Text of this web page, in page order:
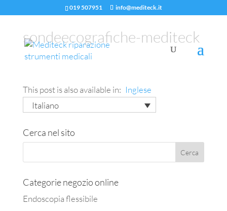
019 507951 info@mediteck.it
sondeecografiche-mediteck
This post is also available in: Inglese
Italiano
Cerca nel sito
Categorie negozio online
Endoscopia flessibile